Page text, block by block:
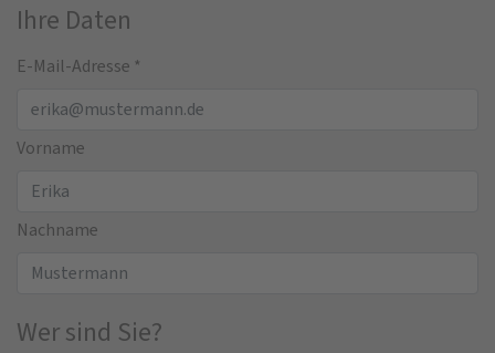
Ihre Daten
E-Mail-Adresse *
Vorname
Nachname
Wer sind Sie?